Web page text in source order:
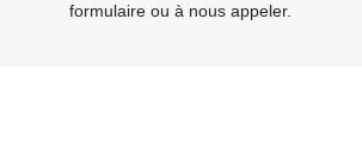
formulaire ou à nous appeler.